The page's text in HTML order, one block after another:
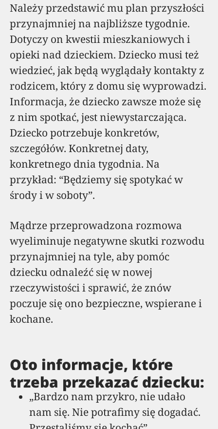
Należy przedstawić mu plan przyszłości
przynajmniej na najbliższe tygodnie.
Dotyczy on kwestii mieszkaniowych i
opieki nad dzieckiem. Dziecko musi też
wiedzieć, jak będą wyglądały kontakty z
rodzicem, który z domu się wyprowadzi.
Informacja, że dziecko zawsze może się
z nim spotkać, jest niewystarczająca.
Dziecko potrzebuje konkretów,
szczegółów. Konkretnej daty,
konkretnego dnia tygodnia. Na
przykład: “Będziemy się spotykać w
środy i w soboty”.
Mądrze przeprowadzona rozmowa
wyeliminuje negatywne skutki rozwodu
przynajmniej na tyle, aby pomóc
dziecku odnaleźć się w nowej
rzeczywistości i sprawić, że znów
poczuje się ono bezpieczne, wspierane i
kochane.
Oto informacje, które
trzeba przekazać dziecku:
„Bardzo nam przykro, nie udało
nam się. Nie potrafimy się dogadać.